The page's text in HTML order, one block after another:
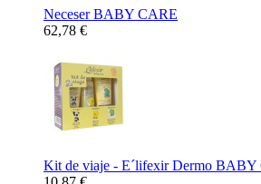
Neceser BABY CARE
62,78 €
Kit de viaje - E´lifexir Dermo BABY